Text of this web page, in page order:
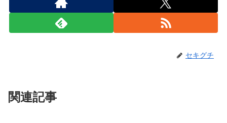
セキグチ
関連記事